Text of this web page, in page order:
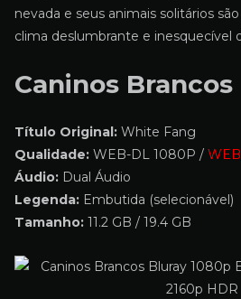
nevada e seus animais solitários
clima deslumbrante e inesquecível
Caninos Brancos
Título Original: White Fang
Qualidade: WEB-DL 1080P /
Áudio: Dual Áudio
Legenda: Embutida (selecionável)
Tamanho: 11.2 GB / 19.4 GB